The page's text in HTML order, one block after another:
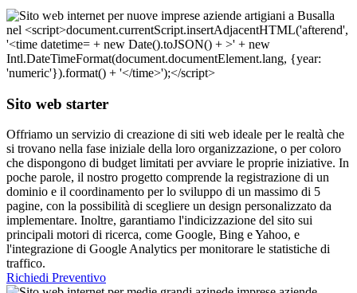
Sito web starter
Offriamo un servizio di creazione di siti web ideale per le realtà che
si trovano nella fase iniziale della loro organizzazione, o per coloro
che dispongono di budget limitati per avviare le proprie iniziative. In
poche parole, il nostro progetto comprende la registrazione di un
dominio e il coordinamento per lo sviluppo di un massimo di 5
pagine, con la possibilità di scegliere un design personalizzato da
implementare. Inoltre, garantiamo l'indicizzazione del sito sui
principali motori di ricerca, come Google, Bing e Yahoo, e
l'integrazione di Google Analytics per monitorare le statistiche di
traffico.
Richiedi Preventivo